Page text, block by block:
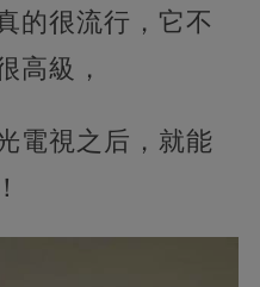
的很流行，它不
高級，
電視之后，就能